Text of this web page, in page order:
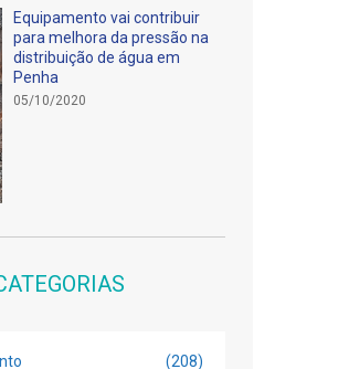
Equipamento vai contribuir
para melhora da pressão na
distribuição de água em
Penha
05/10/2020
(208)